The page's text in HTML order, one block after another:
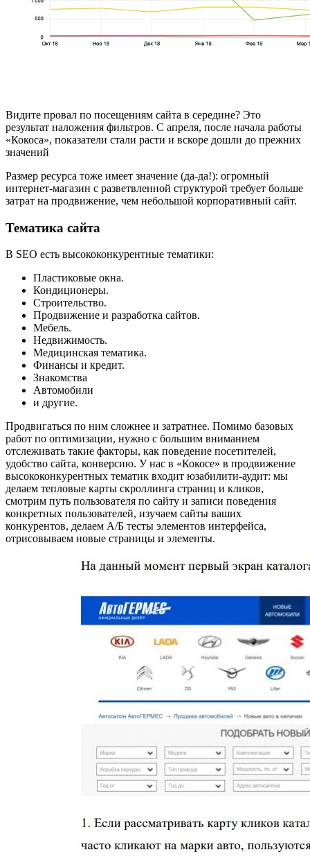
Видите провал по посещениям сайта в середине? Это
результат наложения фильтров. С апреля, после начала работы
«Кокоса», показатели стали расти и вскоре дошли до прежних
значений
Размер ресурса тоже имеет значение (да-да!): огромный
интернет-магазин с разветвленной структурой требует больше
затрат на продвижение, чем небольшой корпоративный сайт.
Тематика сайта
В SEO есть высококонкурентные тематики:
Пластиковые окна.
Кондиционеры.
Строительство.
Продвижение и разработка сайтов.
Мебель.
Недвижимость.
Медицинская тематика.
Финансы и кредит.
Знакомства
Автомобили
и другие.
Продвигаться по ним сложнее и затратнее. Помимо базовых
работ по оптимизации, нужно с большим вниманием
отслеживать такие факторы, как поведение посетителей,
удобство сайта, конверсию. У нас в «Кокосе» в продвижение
высококонкурентных тематик входит юзабилити-аудит: мы
делаем тепловые карты скроллинга страниц и кликов,
смотрим путь пользователя по сайту и записи поведения
конкретных пользователей, изучаем сайты ваших
конкурентов, делаем А/Б тесты элементов интерфейса,
отрисовываем новые страницы и элементы.